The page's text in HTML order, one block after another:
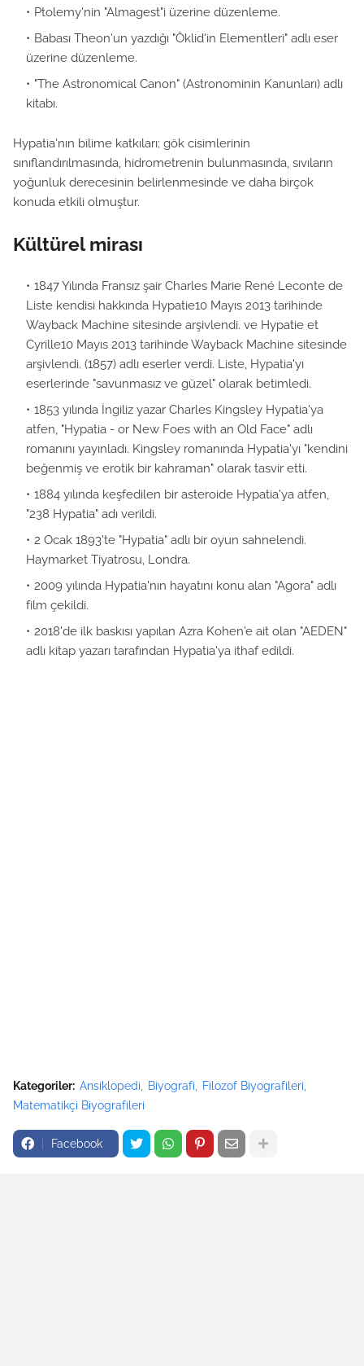
Ptolemy'nin "Almagest"i üzerine düzenleme.
Babası Theon'un yazdığı "Öklid'in Elementleri" adlı eser
üzerine düzenleme.
"The Astronomical Canon" (Astronominin Kanunları) adlı
kitabı.
Hypatia'nın bilime katkıları; gök cisimlerinin
sınıflandırılmasında, hidrometrenin bulunmasında, sıvıların
yoğunluk derecesinin belirlenmesinde ve daha birçok
konuda etkili olmuştur.
Kültürel mirası
1847 Yılında Fransız şair Charles Marie René Leconte de
Liste kendisi hakkında Hypatie10 Mayıs 2013 tarihinde
Wayback Machine sitesinde arşivlendi. ve Hypatie et
Cyrille10 Mayıs 2013 tarihinde Wayback Machine sitesinde
arşivlendi. (1857) adlı eserler verdi. Liste, Hypatia'yı
eserlerinde "savunmasız ve güzel" olarak betimledi.
1853 yılında İngiliz yazar Charles Kingsley Hypatia'ya
atfen, "Hypatia - or New Foes with an Old Face" adlı
romanını yayınladı. Kingsley romanında Hypatia'yı "kendini
beğenmiş ve erotik bir kahraman" olarak tasvir etti.
1884 yılında keşfedilen bir asteroide Hypatia'ya atfen,
"238 Hypatia" adı verildi.
2 Ocak 1893'te "Hypatia" adlı bir oyun sahnelendi.
Haymarket Tiyatrosu, Londra.
2009 yılında Hypatia'nın hayatını konu alan "Agora" adlı
film çekildi.
2018'de ilk baskısı yapılan Azra Kohen'e ait olan "AEDEN"
adlı kitap yazarı tarafından Hypatia'ya ithaf edildi.
Kategoriler: Ansiklopedi Biyografi
Filozof Biyografileri
Matematikçi Biyografileri
Facebook